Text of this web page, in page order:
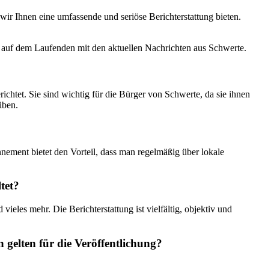
Ihnen eine umfassende und seriöse Berichterstattung bieten.
dem Laufenden mit den aktuellen Nachrichten aus Schwerte.
Sie sind wichtig für die Bürger von Schwerte, da sie ihnen
bietet den Vorteil, dass man regelmäßig über lokale
mehr. Die Berichterstattung ist vielfältig, objektiv und
gelten für die Veröffentlichung?